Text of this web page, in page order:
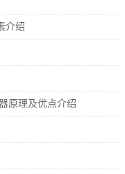
介绍
原理及优点介绍